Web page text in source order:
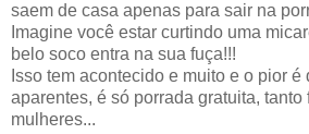
saem de casa apenas para sair na
Imagine você estar curtindo uma
belo soco entra na sua fuça!!!
Isso tem acontecido e muito e o pior
aparentes, é só porrada gratuita, tanto
mulheres...